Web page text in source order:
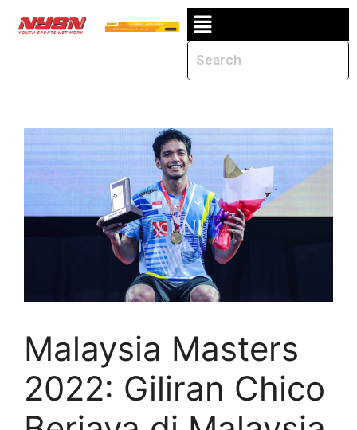
Malaysia Masters
2022: Giliran Chico